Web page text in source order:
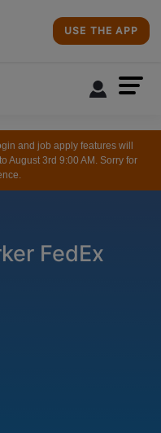
USE THE APP
and job apply features will
August 3rd 9:00 AM. Sorry for
FedEx